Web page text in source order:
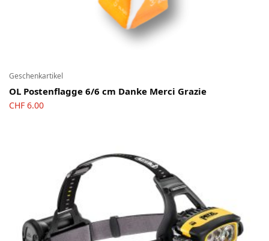
Geschenkartikel
OL Postenflagge 6/6 cm Danke Merci Grazie
CHF 6.00